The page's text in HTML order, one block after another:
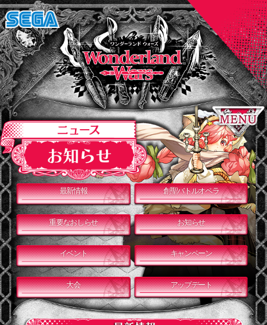
最新情報 創聖バトルオペラ
重要なおしらせ お知らせ
イベント キャンペーン
大会 アップデート